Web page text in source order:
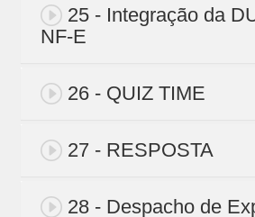
25 - Integração da
NF-E
26 - QUIZ TIME
27 - RESPOSTA
28 - Despacho de